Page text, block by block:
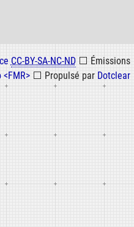
CC-BY-SA-NC-ND ⬜ Émissions
<FMR> ⬜ Propulsé par Dotclear